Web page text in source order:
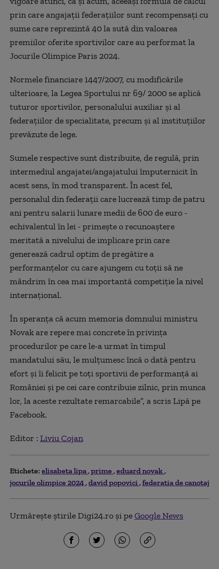
prin care angajaţii federaţiilor sunt recompensaţi cu
sume care reprezintă 40 la sută din valoarea
premiilor oferite sportivilor care au performat la
Jocurile Olimpice Paris 2024.
Normele financiare 1447/2007, cu modificările
ulterioare, la Legea Sportului nr 69/ 2000 se aplică
tuturor sportivilor, personalului auxiliar şi al
federaţiilor de specialitate, precum şi al instituţiilor
prevăzute de lege.
Sumele respective sunt distribuite, de regulă, prin
intermediul angajatei/angajatului împuternicit în
acest sens, în mod transparent. În acest fel,
personalul din federaţii care lucrează timp de patru
ani pentru salarii lunare medii de 600 de euro -
echivalentul în lei - primeşte o recunoaştere
meritată a nivelului de implicare prin care
generează cadrul optim de pregătire a
performanţelor cu care ajungem cu toţii să ne
mândrim în cea mai importantă competiţie la nivel
internaţional.
În speranţa că acum memoria domnului ministru
Novak are repere mai concrete în privinţa
procedurilor pe care le-a urmat în timpul
mandatului său, le mulţumesc încă o dată pentru
efort şi îi felicit pe toţi sportivii de performanţă ai
României şi pe cei care contribuie zilnic, prin munca
lor, la aceste rezultate remarcabile”, a scris Lipă pe
Facebook.
Editor : Liviu Cojan
Etichete: elisabeta lipa prime eduard novak
jocurile olimpice 2024 david popovici federatia de canotaj
Urmărește știrile Digi24.ro și peGoogle News